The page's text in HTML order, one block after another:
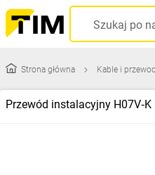
Strona główna Kable i
Przewód instalacyjny